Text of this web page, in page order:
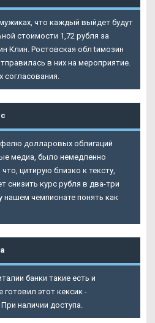
что каждый выйдет будут
стоимости 1,72 рубля за
Клин. Ростовская обл tимозин
в них на мероприятие.
согласования.
долларовых облигаций
медиа, было немедленно
цитирую близко к тексту,
снизить курс рубля в два-три
нашем чемпионате понять как
банки такие есть и
этот кексик -
наличии доступа.